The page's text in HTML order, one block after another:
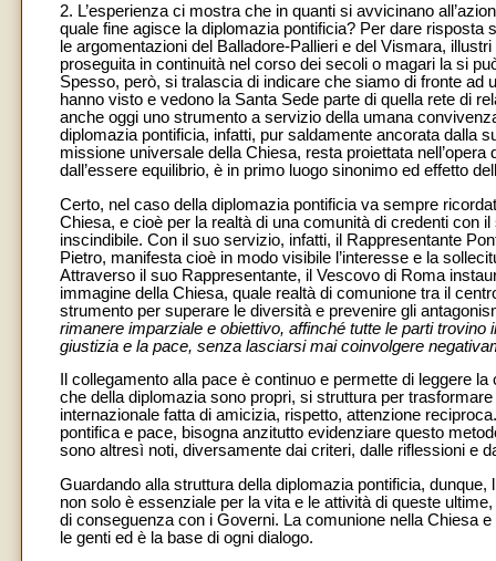
2. L’esperienza ci mostra che in quanti si avvicinano
quale fine agisce la diplomazia pontificia? Per dare
le argomentazioni del Balladore-Pallieri e del Vismara,
proseguita in continuità nel corso dei secoli o magari la si
Spesso, però, si tralascia di indicare che siamo di fronte ad
hanno visto e vedono la Santa Sede parte di quella rete di
anche oggi uno strumento a servizio della umana
diplomazia pontificia, infatti, pur saldamente ancorata dalla
missione universale della Chiesa, resta proiettata
dall’essere equilibrio, è in primo luogo sinonimo ed effetto
Certo, nel caso della diplomazia pontificia va sempre
Chiesa, e cioè per la realtà di una comunità di credenti con
inscindibile. Con il suo servizio, infatti, il Rappresentante
Pietro, manifesta cioè in modo visibile l’interesse e la
Attraverso il suo Rappresentante, il Vescovo di Roma
immagine della Chiesa, quale realtà di comunione tra il
strumento per superare le diversità e prevenire gli
rimanere imparziale e obiettivo, affinché tutte le parti
giustizia e la pace, senza lasciarsi mai coinvolgere
Il collegamento alla pace è continuo e permette di leggere
che della diplomazia sono propri, si struttura per
internazionale fatta di amicizia, rispetto, attenzione
pontifica e pace, bisogna anzitutto evidenziare questo
sono altresì noti, diversamente dai criteri, dalle riflessioni e
Guardando alla struttura della diplomazia pontificia,
non solo è essenziale per la vita e le attività di queste
di conseguenza con i Governi. La comunione nella Chiesa
le genti ed è la base di ogni dialogo.